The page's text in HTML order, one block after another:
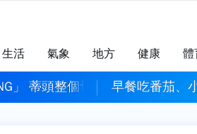
生活 氣象 地方 健康 體
」 蒂頭整個切掉也錯早餐吃番茄、